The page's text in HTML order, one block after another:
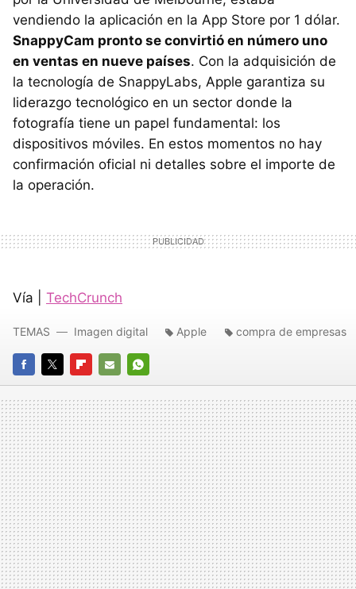
vendiendo la aplicación en la App Store por 1 dólar.
SnappyCam pronto se convirtió en número uno
en ventas en nueve países. Con la adquisición de
la tecnología de SnappyLabs, Apple garantiza su
liderazgo tecnológico en un sector donde la
fotografía tiene un papel fundamental: los
dispositivos móviles. En estos momentos no hay
confirmación oficial ni detalles sobre el importe de
la operación.
Vía | TechCrunch
FACEBOOK
TWITTERFLIPBOARD
E-
MAIL
WHATSAPP
TEMAS Imagen digital Apple compra de empresas